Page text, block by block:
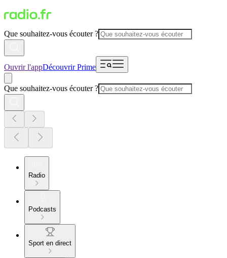
Que souhaitez-vous écouter ?
Ouvrir l'appDécouvrir Prime
Que souhaitez-vous écouter ?
Radio
Podcasts
Sport en direct